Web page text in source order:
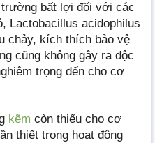
bất lợi đối với các
Lactobacillus acidophilus
chảy, kích thích bảo vệ
cũng không gây ra độc
trọng đến cho cơ
kẽm còn thiếu cho cơ
thiết trong hoạt động